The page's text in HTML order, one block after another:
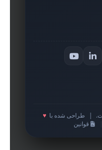
طراحی شده با ♥
قوانین